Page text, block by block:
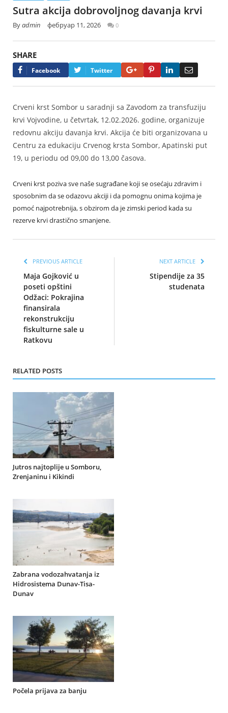
Sutra akcija dobrovoljnog davanja krvi
Byadmin фебруар 11, 2026 0
SHARE
Facebook Twitter Google+PinterestLinkedIn
Crveni krst Sombor u saradnji sa Zavodom za transfuziju
krvi Vojvodine, u četvrtak, 12.02.2026. godine, organizuje
redovnu akciju davanja krvi. Akcija će biti organizovana u
Centru za edukaciju Crvenog krsta Sombor, Apatinski put
19, u periodu od 09,00 do 13,00 časova.
Crveni krst poziva sve naše sugrađane koji se osećaju zdravim i
sposobnim da se odazovu akciji i da pomognu onima kojima je
pomoć najpotrebnija, s obzirom da je zimski period kada su
rezerve krvi drastično smanjene.
PREVIOUS ARTICLE
Maja Gojković u
poseti opštini
Odžaci: Pokrajina
finansirala
rekonstrukciju
fiskulturne sale u
Ratkovu
NEXT ARTICLE
Stipendije za 35
studenata
RELATED POSTS
Jutros najtoplije u Somboru,
Zrenjaninu i Kikindi
Zabrana vodozahvatanja iz
Hidrosistema Dunav-Tisa-
Dunav
Počela prijava za banju